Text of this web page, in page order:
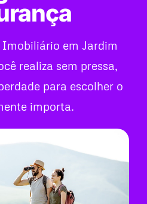
em Jardim
realiza sem pressa,
para escolher o
importa.